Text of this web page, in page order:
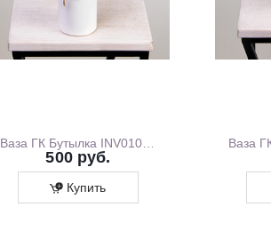
500 руб.
Купить